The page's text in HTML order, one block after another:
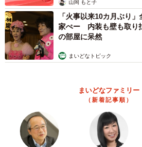
山岡 もと子
「火事以来10カ月ぶり
家ぺー 内装も壁も取り
の部屋に呆然
まいどなトピック
まいどなファミリー
（新着記事順）